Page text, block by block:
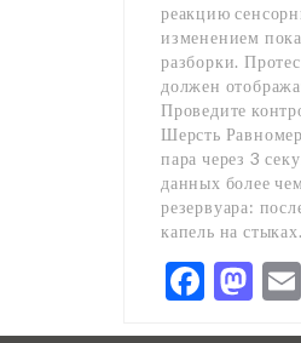
реакцию
изменением
разборки.
должен
Проведите
Шерсть
пара через 3
данных более
резервуара:
капель на стыках.